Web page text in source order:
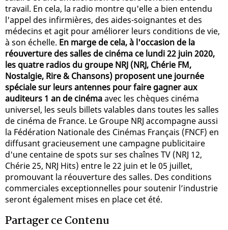
travail. En cela, la radio montre qu'elle a bien entendu
l'appel des infirmières, des aides-soignantes et des
médecins et agit pour améliorer leurs conditions de vie,
à son échelle. En marge de cela, à l'occasion de la
réouverture des salles de cinéma ce lundi 22 juin 2020,
les quatre radios du groupe NRJ (NRJ, Chérie FM,
Nostalgie, Rire & Chansons) proposent une journée
spéciale sur leurs antennes pour faire gagner aux
auditeurs 1 an de cinémaavec les chèques cinéma
universel, les seuls billets valables dans toutes les salles
de cinéma de France. Le Groupe NRJ accompagne aussi
la Fédération Nationale des Cinémas Français (FNCF) en
diffusant gracieusement une campagne publicitaire
d'une centaine de spots sur ses chaînes TV (NRJ 12,
Chérie 25, NRJ Hits) entre le 22 juin et le 05 juillet,
promouvant la réouverture des salles. Des conditions
commerciales exceptionnelles pour soutenir l’industrie
seront également mises en place cet été.
Partager ce Contenu